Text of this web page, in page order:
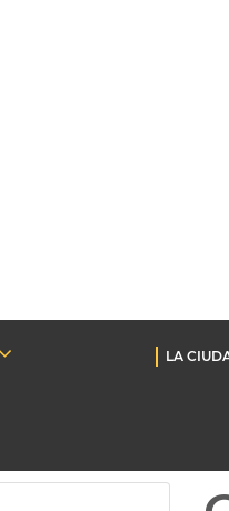
LA